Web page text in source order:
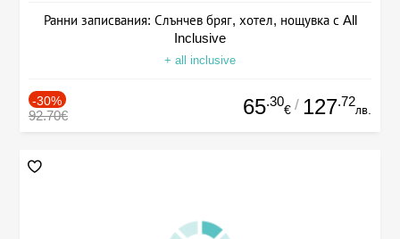
Ранни записвания: Слънчев бряг, хотел, нощувка с All
Inclusive
+ all inclusive
-30%
92.70€ 65.30
€ / 127.72
лв.